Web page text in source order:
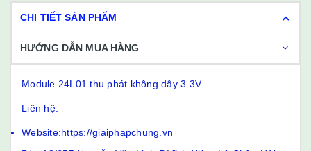
CHI TIẾT SẢN PHẨM
HƯỚNG DẪN MUA HÀNG
Module 24L01 thu phát không dây 3.3V
Liên hệ:
Website:https://giaiphapchung.vn